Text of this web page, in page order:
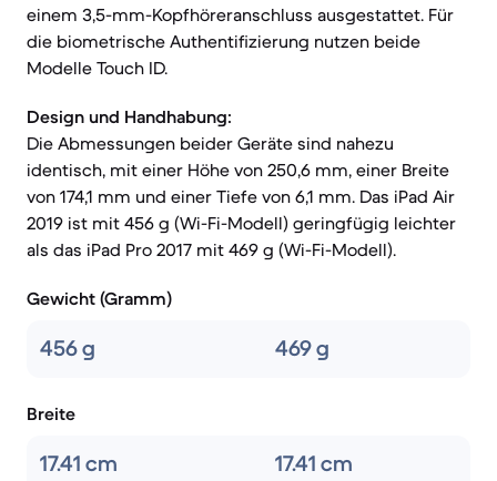
einem 3,5-mm-Kopfhöreranschluss ausgestattet. Für
die biometrische Authentifizierung nutzen beide
Modelle Touch ID.
Design und Handhabung:
Die Abmessungen beider Geräte sind nahezu
identisch, mit einer Höhe von 250,6 mm, einer Breite
von 174,1 mm und einer Tiefe von 6,1 mm. Das iPad Air
2019 ist mit 456 g (Wi-Fi-Modell) geringfügig leichter
als das iPad Pro 2017 mit 469 g (Wi-Fi-Modell).
Gewicht (Gramm)
456 g 469 g
Breite
17.41 cm 17.41 cm